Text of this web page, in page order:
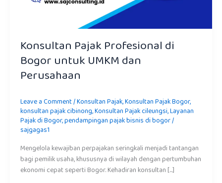
Konsultan Pajak Profesional di
Bogor untuk UMKM dan
Perusahaan
Leave a Comment/Konsultan Pajak,Konsultan Pajak Bogor,
konsultan pajak cibinong,Konsultan Pajak cileungsi,Layanan
Pajak di Bogor,pendampingan pajak bisnis di bogor/
sajgagas1
Mengelola kewajiban perpajakan seringkali menjadi tantangan
bagi pemilik usaha, khususnya di wilayah dengan pertumbuhan
ekonomi cepat seperti Bogor. Kehadiran konsultan […]